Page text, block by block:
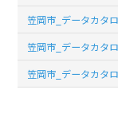
笠岡市_データカタ
笠岡市_データカタ
笠岡市_データカタ